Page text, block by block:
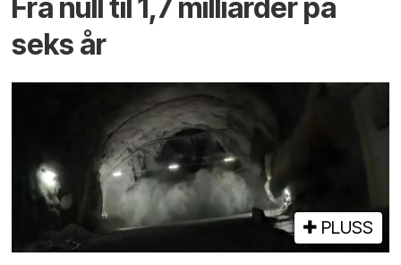
Fra null til 1,7 milliarder på
seks år
PLUSS